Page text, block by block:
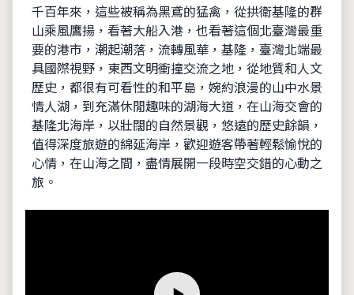
千百年來，這些被稱為黑鳶的猛禽，從拱衛基隆的群
山乘風鷹揚，看著大船入港，也看著這個北臺灣最重
要的港市，潮起潮落，流轉風華，基隆，臺灣北端最
具國際視野，東西文明衝撞交流之地，從地質和人文
歷史，都很有可看性的和平島，婉約浪漫的山中水景
情人湖，到充滿休閒趣味的湖海大道，在山海交會的
基隆北海岸，以壯闊的自然景觀，悠遠的歷史餘韻，
值得深度旅遊的綿延海岸，歡迎遊客帶著輕鬆愉悅的
心情，在山海之間，盡情展開一段時空交錯的心動之
旅。